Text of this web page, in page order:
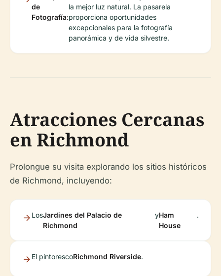
de
Fotografía:
la mejor luz natural. La pasarela
proporciona oportunidades
excepcionales para la fotografía
panorámica y de vida silvestre.
Atracciones Cercanas
en Richmond
Prolongue su visita explorando los sitios históricos
de Richmond, incluyendo:
LosJardines del Palacio de
Richmond
yHam
House
.
El pintorescoRichmond Riverside.